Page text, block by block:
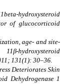
hydroxysteroid
of glucocorticoid
age- and site-
hydroxysteroid
131(1): 30–36.
Deteriorates Skin
Dehydrogenase 1